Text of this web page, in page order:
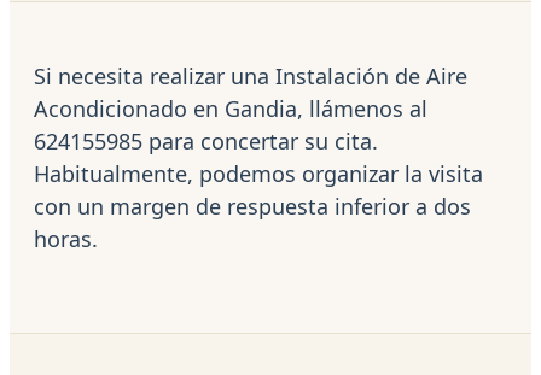
Si necesita realizar una Instalación de Aire
Acondicionado en Gandia, llámenos al
624155985 para concertar su cita.
Habitualmente, podemos organizar la visita
con un margen de respuesta inferior a dos
horas.